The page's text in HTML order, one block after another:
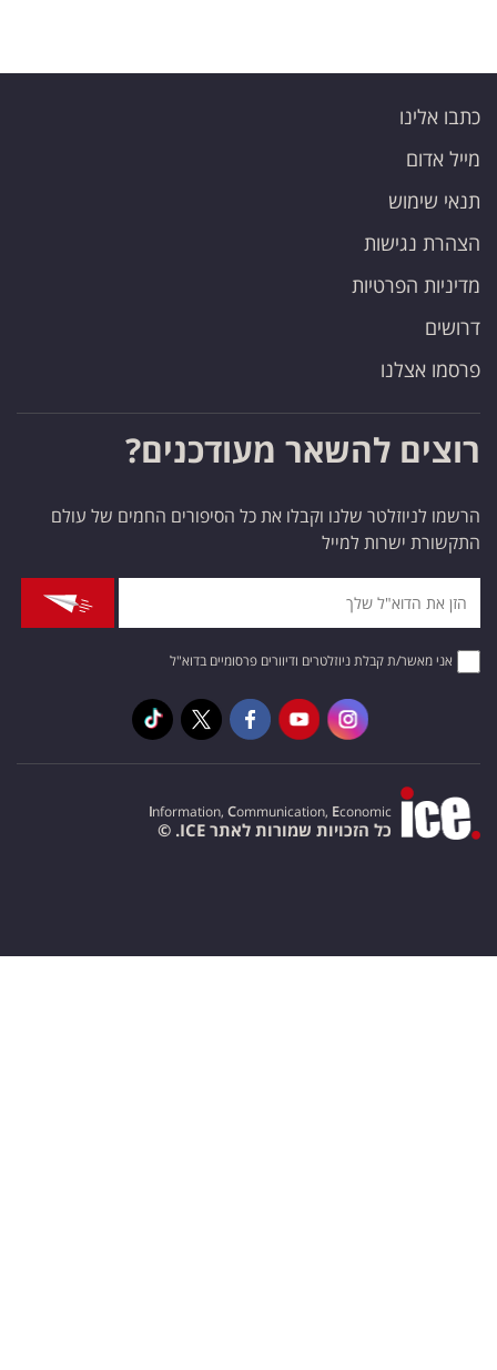
כתבו אלינו
מייל אדום
תנאי שימוש
הצהרת נגישות
מדיניות הפרטיות
דרושים
פרסמו אצלנו
רוצים להשאר מעודכנים?
הרשמו לניוזלטר שלנו וקבלו את כל הסיפורים החמים של עולם
התקשורת ישרות למייל
אני מאשר/ת קבלת ניוזלטרים ודיוורים פרסומיים בדוא"ל
Information, Communication, Economic
כל הזכויות שמורות לאתר ICE. ©